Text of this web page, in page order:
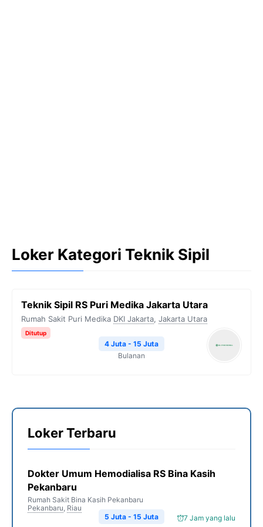
Loker Kategori Teknik Sipil
Teknik Sipil RS Puri Medika Jakarta Utara
Rumah Sakit Puri Medika DKI Jakarta, Jakarta Utara
Ditutup
4 Juta - 15 Juta
Bulanan
Loker Terbaru
Dokter Umum Hemodialisa RS Bina Kasih
Pekanbaru
Rumah Sakit Bina Kasih Pekanbaru
Pekanbaru, Riau
7 Jam yang lalu
5 Juta - 15 Juta